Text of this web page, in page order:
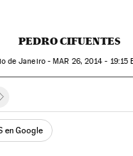
PEDRO CIFUENTES
de Janeiro -MAR 26, 2014 - 19:15
en Facebook
en TwitterRedes Sociales
en Google